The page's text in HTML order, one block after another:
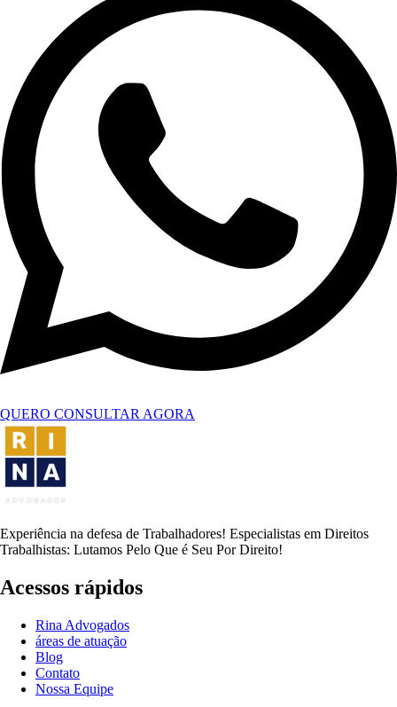
QUERO CONSULTAR AGORA
Experiência na defesa de Trabalhadores! Especialistas em Direitos
Trabalhistas: Lutamos Pelo Que é Seu Por Direito!
Acessos rápidos
Rina Advogados
áreas de atuação
Blog
Contato
Nossa Equipe